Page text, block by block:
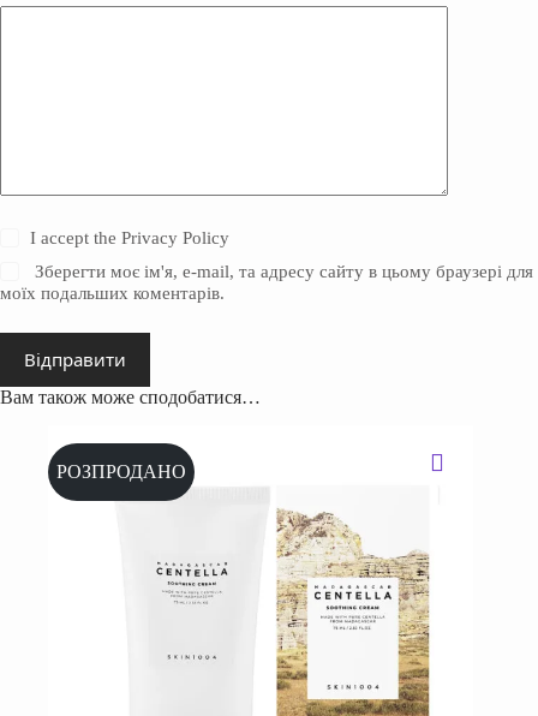
I accept thePrivacy Policy
Зберегти моє ім'я, e-mail, та адресу сайту в цьому браузері для
моїх подальших коментарів.
Відправити
Вам також може сподобатися…
РОЗПРОДАНО